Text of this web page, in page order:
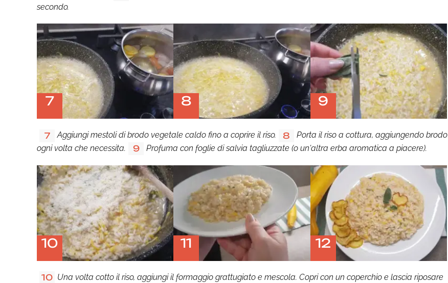
secondo.
7 8 9
7 Aggiungi mestoli di brodo vegetale caldo fino a coprire il riso. 8
Porta il riso a cottura, aggiungendo brodo
ogni volta che necessita.
9 Profuma con foglie di salvia tagliuzzate (o un'altra erba aromatica a piacere).
10 11 12
10 Una volta cotto il riso, aggiungi il formaggio grattugiato e mescola. Copri con un coperchio e lascia riposare